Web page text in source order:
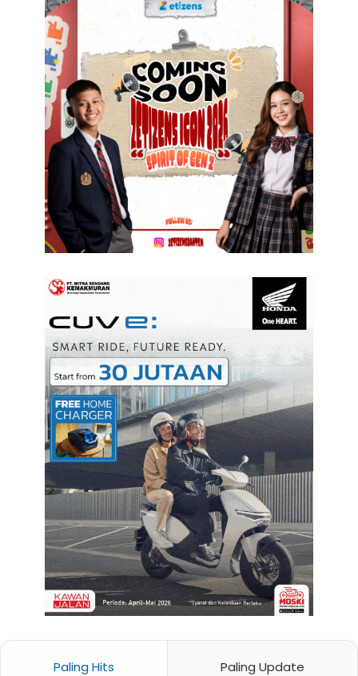
Paling Hits Paling Update